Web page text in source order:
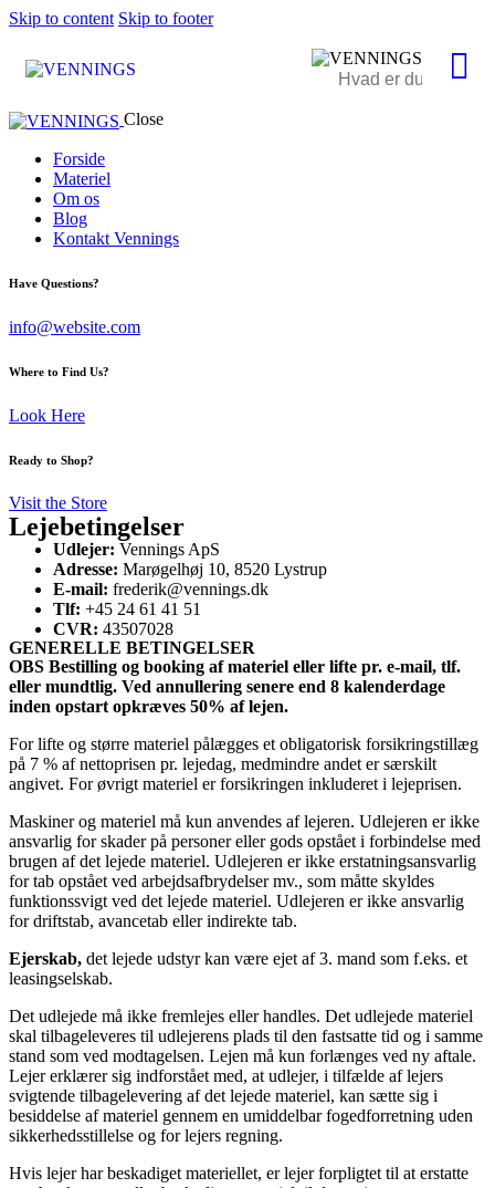
Skip to content Skip to footer
Close
Forside
Materiel
Om os
Blog
Kontakt Vennings
Have Questions?
info@website.com
Where to Find Us?
Look Here
Ready to Shop?
Visit the Store
Lejebetingelser
Udlejer: Vennings ApS
Adresse: Marøgelhøj 10, 8520 Lystrup
E-mail: frederik@vennings.dk
Tlf: +45 24 61 41 51
CVR: 43507028
GENERELLE BETINGELSER
OBS Bestilling og booking af materiel eller lifte pr. e-mail, tlf.
eller mundtlig. Ved annullering senere end 8 kalenderdage
inden opstart opkræves 50% af lejen.
For lifte og større materiel pålægges et obligatorisk forsikringstillæg
på 7 % af nettoprisen pr. lejedag, medmindre andet er særskilt
angivet. For øvrigt materiel er forsikringen inkluderet i lejeprisen.
Maskiner og materiel må kun anvendes af lejeren. Udlejeren er ikke
ansvarlig for skader på personer eller gods opstået i forbindelse med
brugen af det lejede materiel. Udlejeren er ikke erstatningsansvarlig
for tab opstået ved arbejdsafbrydelser mv., som måtte skyldes
funktionssvigt ved det lejede materiel. Udlejeren er ikke ansvarlig
for driftstab, avancetab eller indirekte tab.
Ejerskab, det lejede udstyr kan være ejet af 3. mand som f.eks. et
leasingselskab.
Det udlejede må ikke fremlejes eller handles. Det udlejede materiel
skal tilbageleveres til udlejerens plads til den fastsatte tid og i samme
stand som ved modtagelsen. Lejen må kun forlænges ved ny aftale.
Lejer erklærer sig indforstået med, at udlejer, i tilfælde af lejers
svigtende tilbagelevering af det lejede materiel, kan sætte sig i
besiddelse af materiel gennem en umiddelbar fogedforretning uden
sikkerhedsstillelse og for lejers regning.
Hvis lejer har beskadiget materiellet, er lejer forpligtet til at erstatte